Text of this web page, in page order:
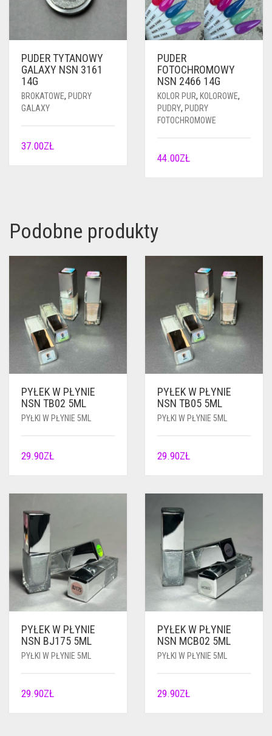
PUDER TYTANOWY
GALAXY NSN 3161
14G
BROKATOWE, PUDRY
GALAXY
37.00ZŁ
PUDER
FOTOCHROMOWY
NSN 2466 14G
KOLOR PUR, KOLOROWE,
PUDRY, PUDRY
FOTOCHROMOWE
44.00ZŁ
Podobne produkty
PYŁEK W PŁYNIE
NSN TB02 5ML
PYŁKI W PŁYNIE 5ML
29.90ZŁ
PYŁEK W PŁYNIE
NSN TB05 5ML
PYŁKI W PŁYNIE 5ML
29.90ZŁ
PYŁEK W PŁYNIE
NSN BJ175 5ML
PYŁKI W PŁYNIE 5ML
29.90ZŁ
PYŁEK W PŁYNIE
NSN MCB02 5ML
PYŁKI W PŁYNIE 5ML
29.90ZŁ